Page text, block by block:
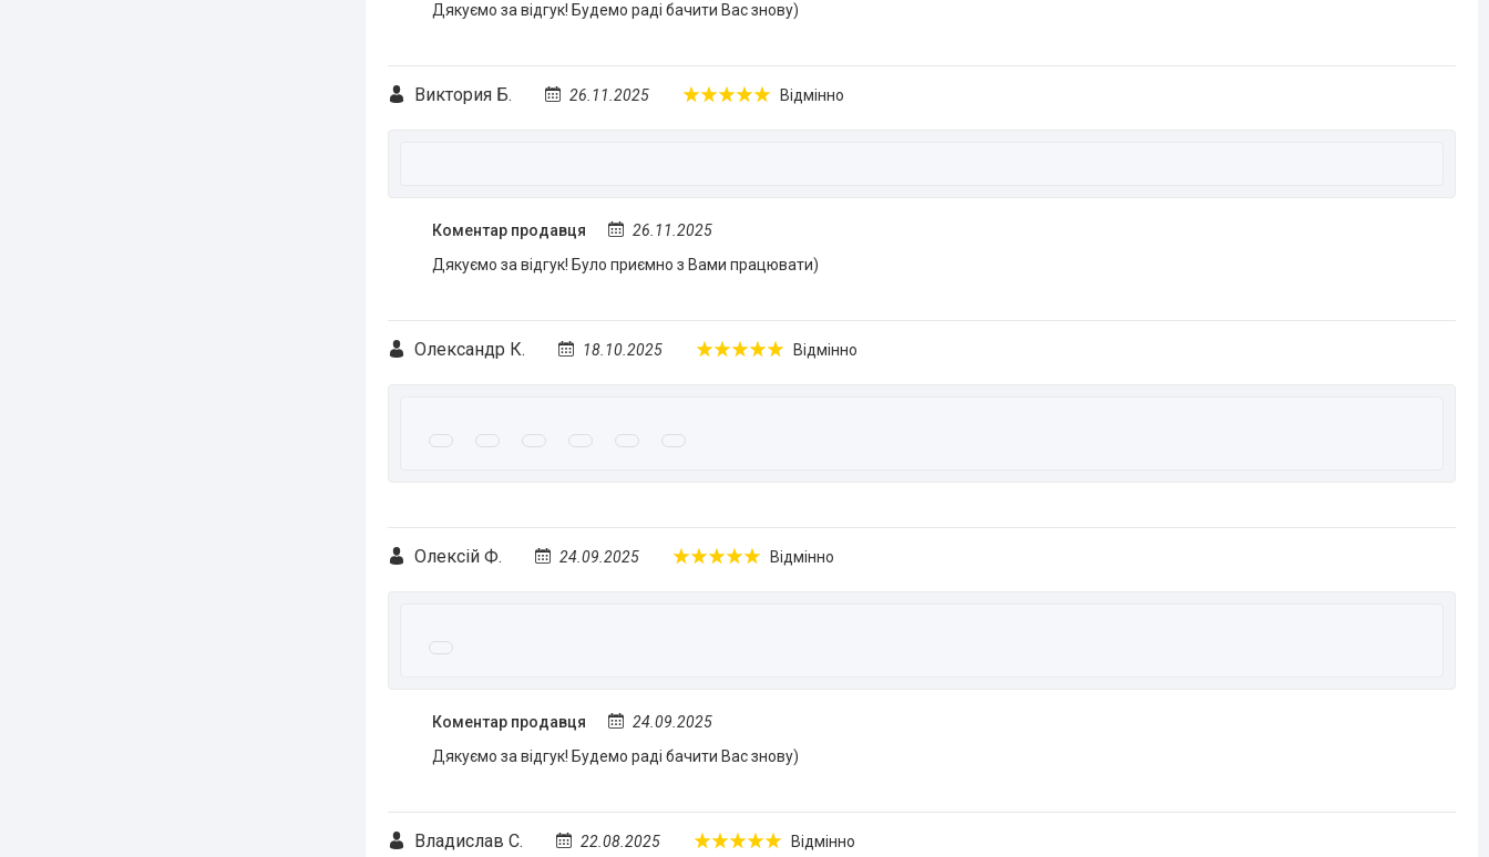
Дякуємо за відгук! Будемо раді бачити Вас знову)
Виктория Б. 26.11.2025 Відмінно
Коментар продавця
26.11.2025
Дякуємо за відгук! Було приємно з Вами працювати)
Олександр К. 18.10.2025 Відмінно
Олексій Ф. 24.09.2025 Відмінно
Коментар продавця
24.09.2025
Дякуємо за відгук! Будемо раді бачити Вас знову)
Владислав С. 22.08.2025 Відмінно